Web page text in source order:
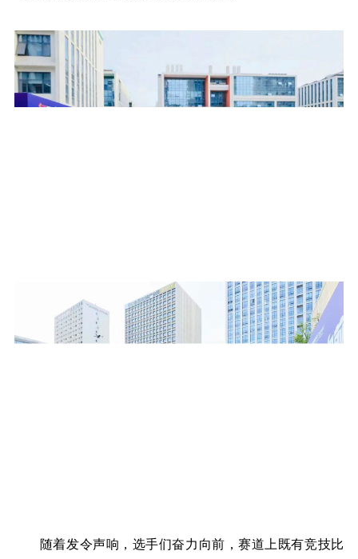
随着发令声响，选手们奋力向前，赛道上既有竞技比